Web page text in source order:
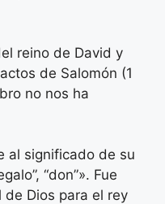
reino de David y
de Salomón (1
no nos ha
al significado de su
“don”». Fue
Dios para el rey